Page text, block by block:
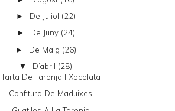
► De Juliol (22)
► De Juny (24)
► De Maig (26)
▼ D’abril (28)
Tarta De Taronja I Xocolata
Confitura De Maduixes